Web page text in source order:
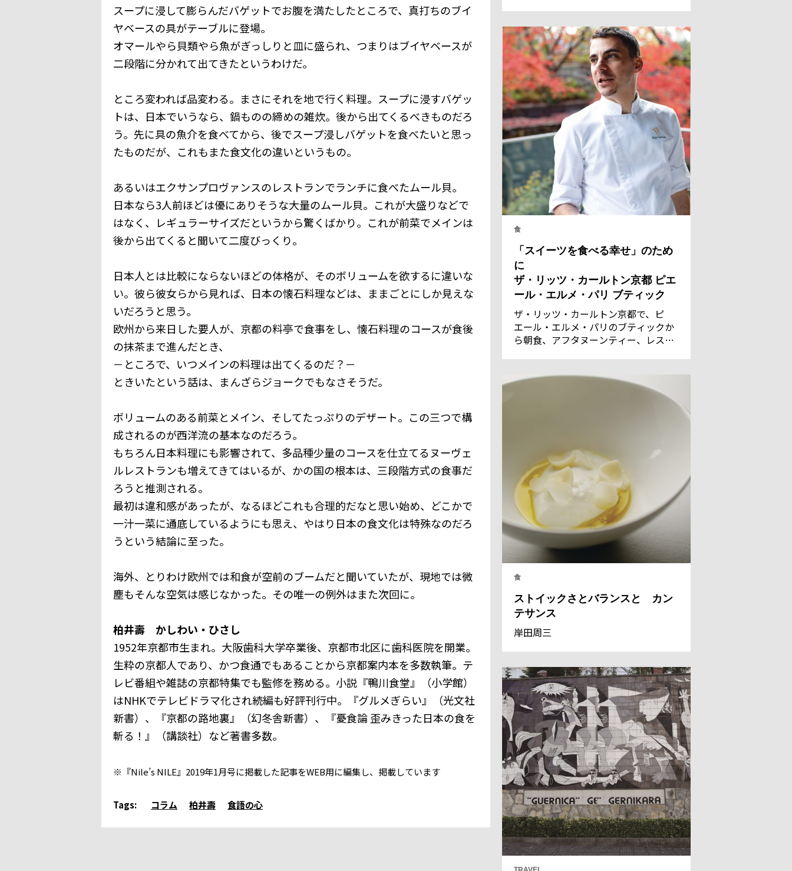
スープに浸して膨らんだバゲットでお腹を満たしたところで、真打ちのブイ
ヤベースの具がテーブルに登場。
オマールやら貝類やら魚がぎっしりと皿に盛られ、つまりはブイヤベースが
二段階に分かれて出てきたというわけだ。
ところ変われば品変わる。まさにそれを地で行く料理。スープに浸すバゲッ
トは、日本でいうなら、鍋ものの締めの雑炊。後から出てくるべきものだろ
う。先に具の魚介を食べてから、後でスープ浸しバゲットを食べたいと思っ
たものだが、これもまた食文化の違いというもの。
あるいはエクサンプロヴァンスのレストランでランチに食べたムール貝。
日本なら3人前ほどは優にありそうな大量のムール貝。これが大盛りなどで
はなく、レギュラーサイズだというから驚くばかり。これが前菜でメインは
後から出てくると聞いて二度びっくり。
日本人とは比較にならないほどの体格が、そのボリュームを欲するに違いな
い。彼ら彼女らから見れば、日本の懐石料理などは、ままごとにしか見えな
いだろうと思う。
欧州から来日した要人が、京都の料亭で食事をし、懐石料理のコースが食後
の抹茶まで進んだとき、
－ところで、いつメインの料理は出てくるのだ？－
ときいたという話は、まんざらジョークでもなさそうだ。
ボリュームのある前菜とメイン、そしてたっぷりのデザート。この三つで構
成されるのが西洋流の基本なのだろう。
もちろん日本料理にも影響されて、多品種少量のコースを仕立てるヌーヴェ
ルレストランも増えてきてはいるが、かの国の根本は、三段階方式の食事だ
ろうと推測される。
最初は違和感があったが、なるほどこれも合理的だなと思い始め、どこかで
一汁一菜に通底しているようにも思え、やはり日本の食文化は特殊なのだろ
うという結論に至った。
海外、とりわけ欧州では和食が空前のブームだと聞いていたが、現地では微
塵もそんな空気は感じなかった。その唯一の例外はまた次回に。
柏井壽 かしわい・ひさし
1952年京都市生まれ。大阪歯科大学卒業後、京都市北区に歯科医院を開業。
生粋の京都人であり、かつ食通でもあることから京都案内本を多数執筆。テ
レビ番組や雑誌の京都特集でも監修を務める。小説『鴨川食堂』（小学館）
はNHKでテレビドラマ化され続編も好評刊行中。『グルメぎらい』（光文社
新書）、『京都の路地裏』（幻冬舎新書）、『憂食論 歪みきった日本の食を
斬る！』（講談社）など著書多数。
※『Nile’s NILE』2019年1月号に掲載した記事をWEB用に編集し、掲載しています
Tags: コラム 柏井壽 食語の心
食
「スイーツを食べる幸せ」のため
に
ザ・リッツ・カールトン京都 ピエ
ール・エルメ・パリ ブティック
ザ・リッツ・カールトン京都で、ピ
エール・エルメ・パリのブティックか
ら朝食、アフタヌーンティー、レスト
全国からのゲストのために、今日も甘
く美しい、魔法のようなスイーツを作
食
ストイックさとバランスと カン
テサンス
岸田周三